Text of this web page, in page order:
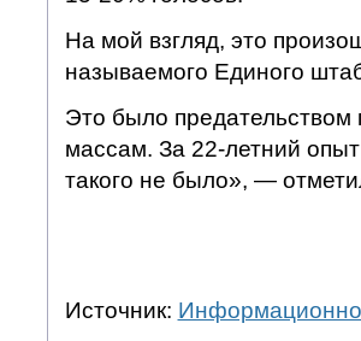
На мой взгляд, это
называемого Единого
Это было
массам. За 22-летний
такого не было», —
Источник: